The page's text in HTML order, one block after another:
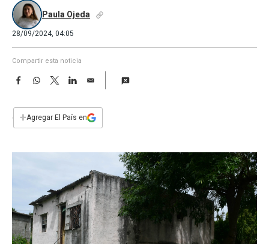
Paula Ojeda
28/09/2024, 04:05
Compartir esta noticia
F
e
b
W
s
T
w
t
L
E
i
l
+Agregar El País en